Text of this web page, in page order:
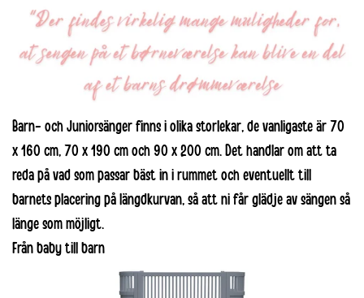
Barn- och Juniorsänger finns i olika storlekar, de vanligaste är 70
x 160 cm, 70 x 190 cm och 90 x 200 cm. Det handlar om att ta
reda på vad som passar bäst in i rummet och eventuellt till
barnets placering på längdkurvan, så att ni får glädje av sängen så
länge som möjligt.
Från baby till barn